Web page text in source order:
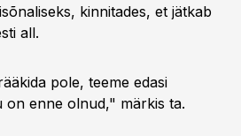
kinnitades, et jätkab
all.
pole, teeme edasi
on enne olnud," märkis ta.